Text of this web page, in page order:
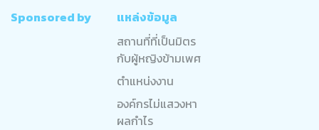
Sponsored by
แหล่งข้อมูล
สถานที่ที่เป็นมิตร
กับผู้หญิงข้ามเพศ
ตำแหน่งงาน
องค์กรไม่แสวงหา
ผลกำไร